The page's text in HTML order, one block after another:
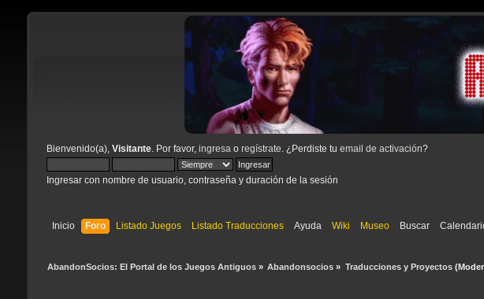
Bienvenido(a), Visitante. Por favor, ingresa o regístrate . ¿Perdiste tu email de activación?
Ingresar con nombre de usuario, contraseña y duración de la sesión
Inicio Foro Listado Juegos Listado Traducciones Ayuda Wiki Museo Buscar
AbandonSocios: El Portal de los Juegos Antiguos» Abandonsocios » Traducciones y Proyectos